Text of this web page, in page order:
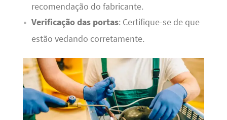
recomendação do fabricante.
Verificação das portas: Certifique-se de que
estão vedando corretamente.